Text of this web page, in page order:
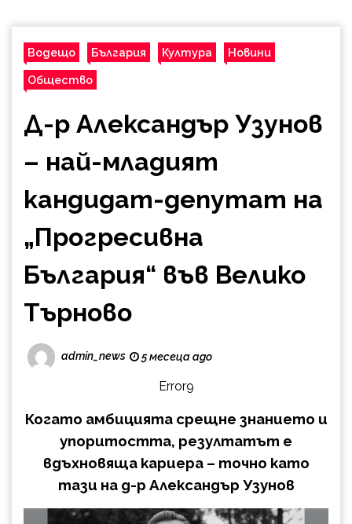
Водещо България Култура Новини
Общество
Д-р Александър Узунов
– най-младият
кандидат-депутат на
„Прогресивна
България“ във Велико
Търново
admin_news 5 месеца ago
Error9
Когато амбицията срещне знанието и
упоритостта, резултатът е
вдъхновяща кариера – точно като
тази на д-р Александър Узунов